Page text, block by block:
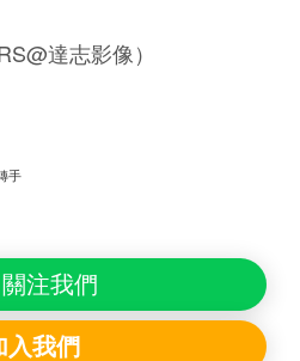
達志影像）
手
關注我們
入我們